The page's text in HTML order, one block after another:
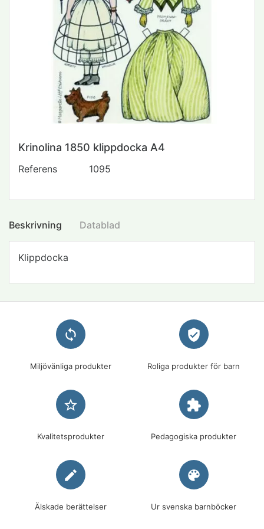
Krinolina 1850 klippdocka A4
Referens 1095
Beskrivning Datablad
Klippdocka
loop
Miljövänliga produkter
verified_user
Roliga produkter för barn
star_border
Kvalitetsprodukter
extension
Pedagogiska produkter
edit
Älskade berättelser
palette
Ur svenska barnböcker